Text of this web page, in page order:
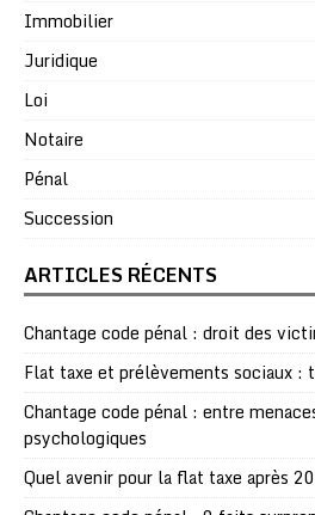
Immobilier
Juridique
Loi
Notaire
Pénal
Succession
ARTICLES RÉCENTS
Chantage code pénal : droit des
Flat taxe et prélèvements sociaux :
Chantage code pénal : entre
psychologiques
Quel avenir pour la flat taxe après